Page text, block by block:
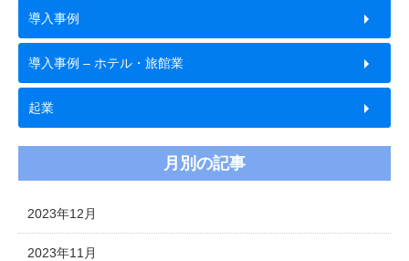
導入事例
導入事例 – ホテル・旅館業
起業
月別の記事
2023年12月
2023年11月